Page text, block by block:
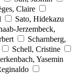
Claire
Sato, Hidekazu
Jerzembeck,
Scharnberg,
Schell, Cristine
Yasemin